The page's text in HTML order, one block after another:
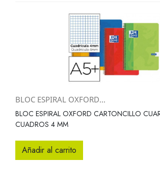
BLOC ESPIRAL OXFORD...
BLOC ESPIRAL OXFORD CARTONCILLO
CUADROS 4 MM
Añadir al carrito